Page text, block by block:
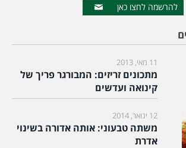
להרשמה לחצו כאן
11 מאי, 2013
מתכונים זריזים: המבורגר פריך של
קינואה ועדשים
12 ינואר, 2014
משתה טבעוני: אותה אדורה בשינוי
אדרת